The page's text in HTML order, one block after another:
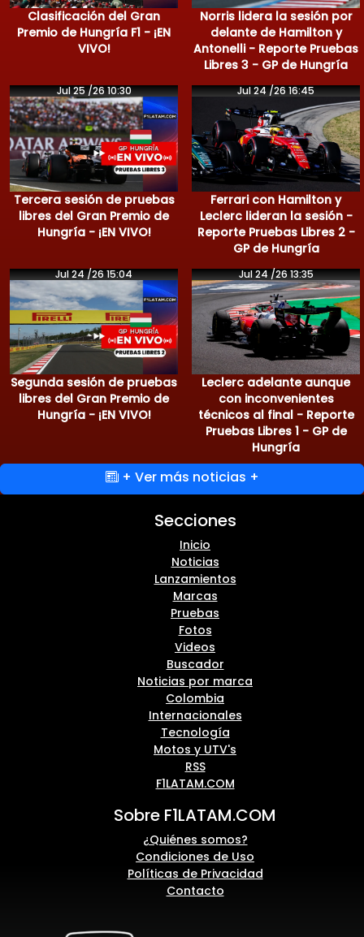
Clasificación del Gran
Premio de Hungría F1 - ¡EN
VIVO!
Norris lidera la sesión por
delante de Hamilton y
Antonelli - Reporte Pruebas
Libres 3 - GP de Hungría
Jul 25 /26 10:30
Tercera sesión de pruebas
libres del Gran Premio de
Hungría - ¡EN VIVO!
Jul 24 /26 16:45
Ferrari con Hamilton y
Leclerc lideran la sesión -
Reporte Pruebas Libres 2 -
GP de Hungría
Jul 24 /26 15:04
Segunda sesión de pruebas
libres del Gran Premio de
Hungría - ¡EN VIVO!
Jul 24 /26 13:35
Leclerc adelante aunque
con inconvenientes
técnicos al final - Reporte
Pruebas Libres 1 - GP de
Hungría
+ Ver más noticias +
Secciones
Inicio
Noticias
Lanzamientos
Marcas
Pruebas
Fotos
Videos
Buscador
Noticias por marca
Colombia
Internacionales
Tecnología
Motos y UTV's
RSS
F1LATAM.COM
Sobre F1LATAM.COM
¿Quiénes somos?
Condiciones de Uso
Políticas de Privacidad
Contacto